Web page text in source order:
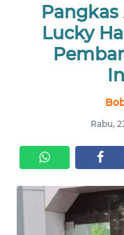
Lucky
Rabu,
NUSANTARA
INDEKS
BERITA
KONTAK